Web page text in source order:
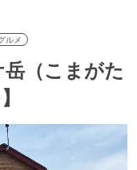
ルメ
（こまがた